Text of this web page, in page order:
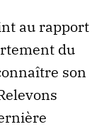
au rapport
du
son